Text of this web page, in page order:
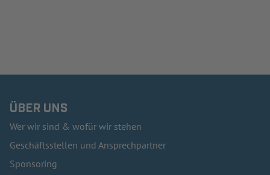
ÜBER UNS
Wer wir sind & wofür wir stehen
Geschäftsstellen und Ansprechpartner
Sponsoring